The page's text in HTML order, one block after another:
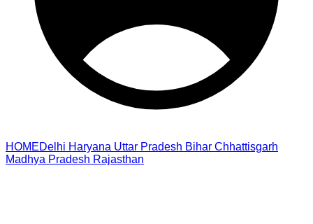
HOMEDelhi Haryana Uttar Pradesh Bihar Chhattisgarh
Madhya Pradesh Rajasthan